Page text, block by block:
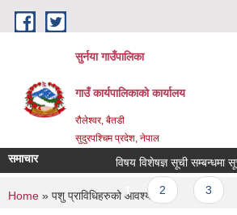
Skip to main content
सुर्नया गाउँपालिका
गाउँ कार्यपालिकाकाे कार्यालय
रौलेश्वर, बैतडी
सुदुरपश्चिम प्रदेश, नेपाल
समाचार विषय विशेषज्ञ सूची सम्बन्धमा
Pages
1 2 3
You are here
Home » पशु प्राविधिहरुको आवश्यकता